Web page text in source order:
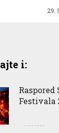
29.
i:
Raspored
Festivala